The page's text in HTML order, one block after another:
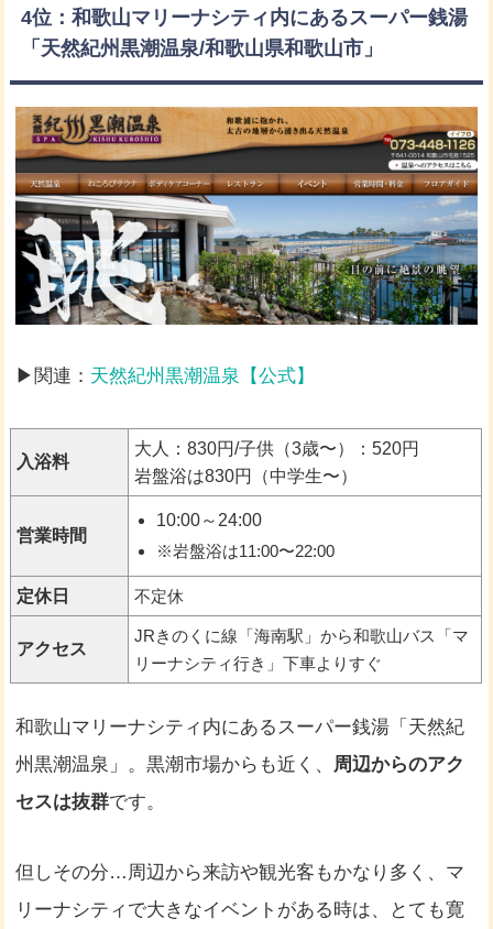
4位：和歌山マリーナシティ内にあるスーパー銭湯
「天然紀州黒潮温泉/和歌山県和歌山市」
▶関連： 天然紀州黒潮温泉【公式】
入浴料
大人：830円/子供（3歳〜）：520円
岩盤浴は830円（中学生〜）
営業時間
10:00～24:00
※岩盤浴は11:00〜22:00
定休日 不定休
アクセス
JRきのくに線「海南駅」から和歌山バス「マ
リーナシティ行き」下車よりすぐ
和歌山マリーナシティ内にあるスーパー銭湯「天然紀
州黒潮温泉」。黒潮市場からも近く、 周辺からのアク
セスは抜群です。
但しその分…周辺から来訪や観光客もかなり多く、マ
リーナシティで大きなイベントがある時は、とても寛